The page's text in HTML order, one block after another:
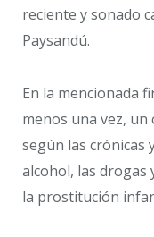
reciente y sonado
Paysandú.
En la mencionada
menos una vez, un
según las crónicas
alcohol, las drogas
la prostitución